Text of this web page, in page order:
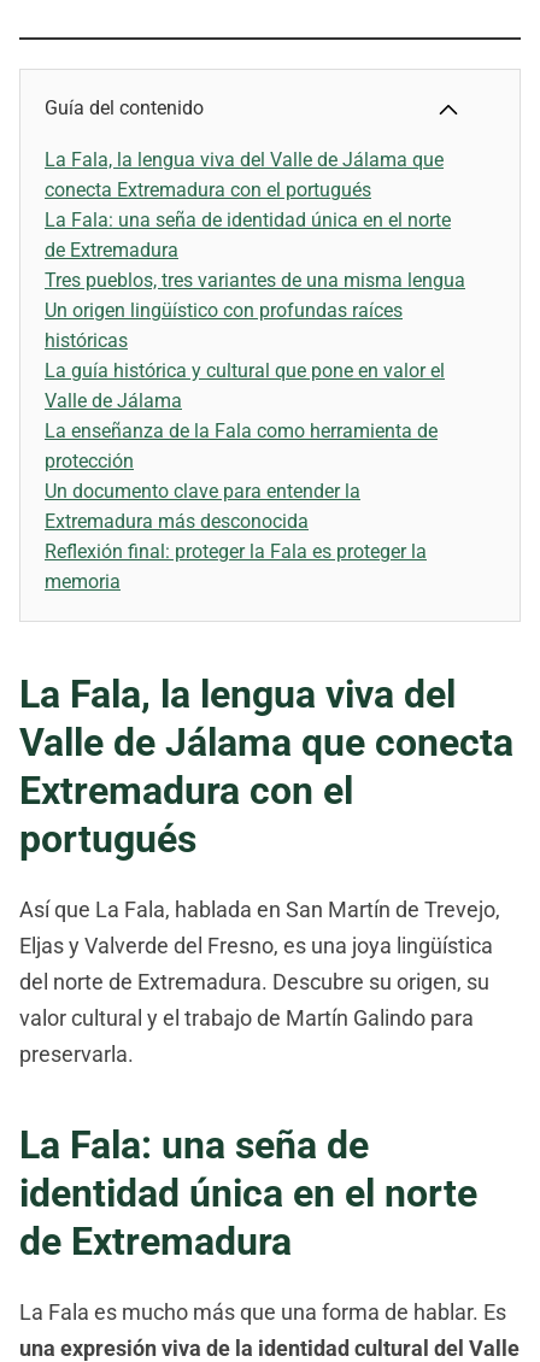
Guía del contenido
La Fala, la lengua viva del Valle de Jálama que
conecta Extremadura con el portugués
La Fala: una seña de identidad única en el norte
de Extremadura
Tres pueblos, tres variantes de una misma lengua
Un origen lingüístico con profundas raíces
históricas
La guía histórica y cultural que pone en valor el
Valle de Jálama
La enseñanza de la Fala como herramienta de
protección
Un documento clave para entender la
Extremadura más desconocida
Reflexión final: proteger la Fala es proteger la
memoria
La Fala, la lengua viva del
Valle de Jálama que conecta
Extremadura con el
portugués
Así que La Fala, hablada en San Martín de Trevejo,
Eljas y Valverde del Fresno, es una joya lingüística
del norte de Extremadura. Descubre su origen, su
valor cultural y el trabajo de Martín Galindo para
preservarla.
La Fala: una seña de
identidad única en el norte
de Extremadura
La Fala es mucho más que una forma de hablar. Es
una expresión viva de la identidad cultural del Valle